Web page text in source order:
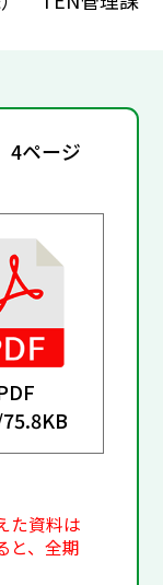
4ページ
75.8KB
た資料は
と、全期